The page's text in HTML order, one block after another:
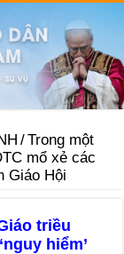
/Trong một
mổ xẻ các
Giáo Hội
triều
hiểm’